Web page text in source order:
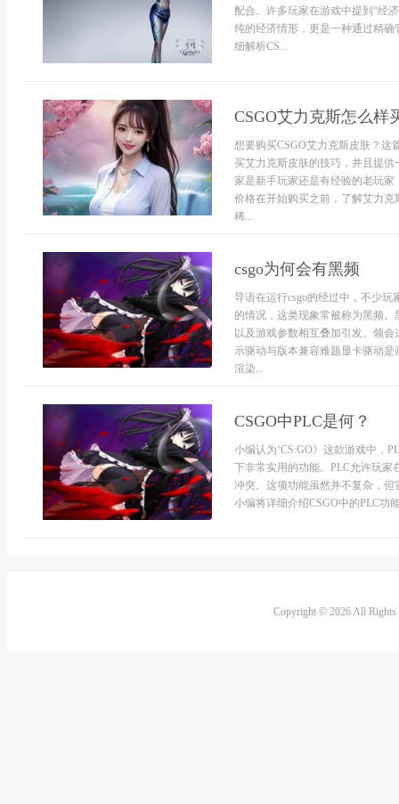
配合。许多玩家在游戏中提到“经
纯的经济情形，更是一种通过精
细解析CS...
CSGO艾力克斯怎么样
想要购买CSGO艾力克斯皮肤？这
买艾力克斯皮肤的技巧，并且提
家是新手玩家还是有经验的老玩
价格在开始购买之前，了解艾力
稀...
csgo为何会有黑频
导语在运行csgo的经过中，不少
的情况，这类现象常被称为黑频
以及游戏参数相互叠加引发。领
示驱动与版本兼容难题显卡驱动
渲染...
CSGO中PLC是何？
小编认为‘CS:GO》这款游戏中，
下非常实用的功能。PLC允许玩
冲突。这项功能虽然并不复杂，
小编将详细介绍CSGO中的PLC功
Copyright © 2026 All